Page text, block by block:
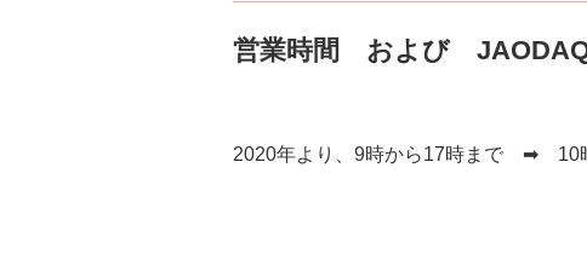
営業時間 および JAODAQ
2020年より、9時から17時まで ➡ 10時